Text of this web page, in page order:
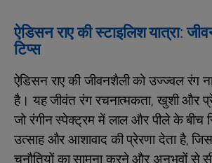
ऐडिसन राए की स्टाइलिश यात्रा:
टिप्स
ऐडिसन राए की जीवनशैली को उज्ज्वल रंग
है। यह जीवंत रंग रचनात्मकता, खुशी और
जो रंगीन स्पेक्ट्रम में लाल और पीले के बीच
उत्साह और आशावाद की प्रेरणा देता है,